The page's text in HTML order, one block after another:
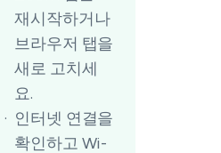
재시작하거나
브라우저 탭을
새로 고치세
요.
인터넷 연결을
확인하고 Wi-